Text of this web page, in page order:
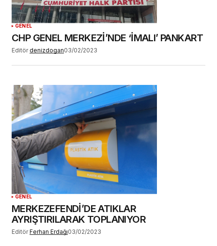
GENEL
CHP GENEL MERKEZİ’NDE ‘İMALI’ PANKART
Editör denizdogan03/02/2023
GENEL
MERKEZEFENDİ’DE ATIKLAR
AYRIŞTIRILARAK TOPLANIYOR
Editör Ferhan Erdağı03/02/2023